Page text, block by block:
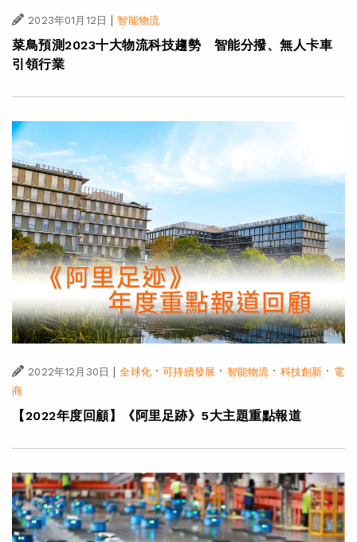
2023年01月12日 | 智能物流
菜鳥預測2023十大物流科技趨勢 智能分撥、無人卡車
引領行業
2022年12月30日 | 全球化·可持續發展 · 智能物流 · 科技創新 · 電
商
【2022年度回顧】《阿里足跡》5大主題重點報道